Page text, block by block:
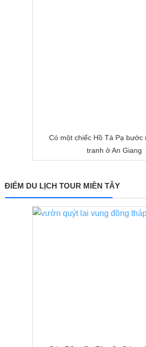
Có một chiếc Hồ Tà Pạ bước
tranh ở An Giang
ĐIỂM DU LỊCH TOUR MIỀN TÂY